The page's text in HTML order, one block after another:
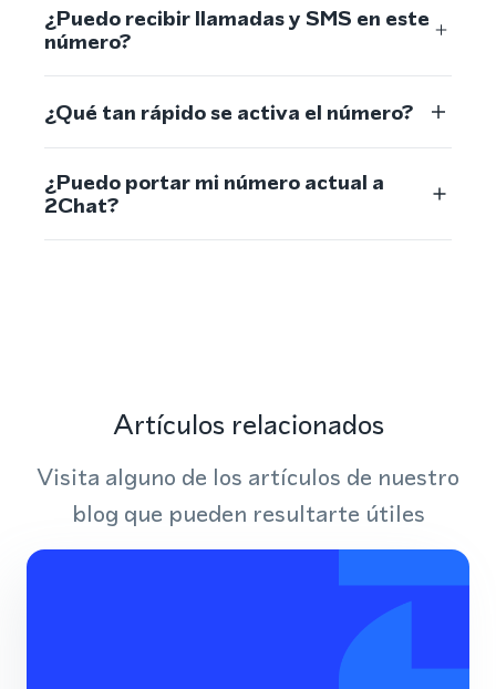
¿Puedo recibir llamadas y SMS en este
número?
¿Qué tan rápido se activa el número?
¿Puedo portar mi número actual a
2Chat?
Artículos relacionados
Visita alguno de los artículos de nuestro
blog que pueden resultarte útiles